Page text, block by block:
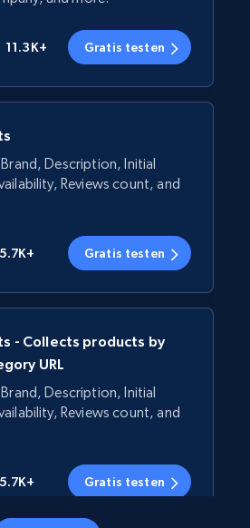
11.3K+ Gratis testen
Description, Initial
Reviews count, and
5.7K+ Gratis testen
- Collects products by
URL
Description, Initial
Reviews count, and
5.7K+ Gratis testen